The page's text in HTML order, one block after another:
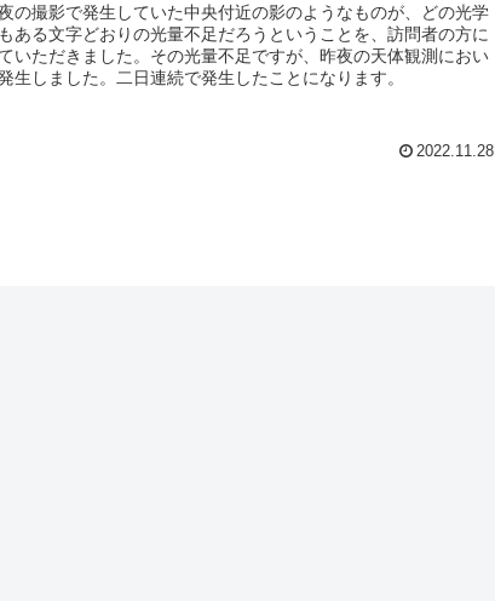
の撮影で発生していた中央付近の影のようなものが、どの光学
ある文字どおりの光量不足だろうということを、訪問者の方に
いただきました。その光量不足ですが、昨夜の天体観測におい
生しました。二日連続で発生したことになります。
2022.11.28